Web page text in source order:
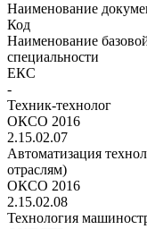
Наименование
Код
Наименование
специальности
ЕКС
-
Техник-технолог
ОКСО 2016
2.15.02.07
Автоматизация
отраслям)
ОКСО 2016
2.15.02.08
Технология